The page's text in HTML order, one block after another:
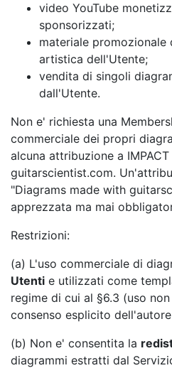
video YouTube
sponsorizzati;
materiale
artistica dell'Utente;
vendita di singoli
dall'Utente.
Non e' richiesta una
commerciale dei propri
alcuna attribuzione a IMPACT
guitarscientist.com.
"Diagrams made with
apprezzata ma mai
Restrizioni:
(a) L'uso commerciale di
Utenti e utilizzati come
regime di cui al §6.3 (uso
consenso esplicito
(b) Non e' consentita la
diagrammi estratti dal